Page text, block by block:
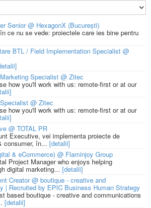
Senior @ HexagonX (București)
ce nu se vede: proiectele care ies bine pentru
BTL / Field Implementation Specialist @
Specialist @ Zitec
how you'll work with us: remote-first or at our
@ Zitec
how you'll work with us: remote-first or at our
@ TOTAL PR
Executive, vei implementa proiecte de
consumer, în... [detalii]
& eCommerce) @ Flaminjoy Group
Project Manager who enjoys helping
digital marketing... [detalii]
Creator @ boutique - creative and
| Recruited by EPIC Business Human Strategy
based boutique - creative and communications
[detalii]